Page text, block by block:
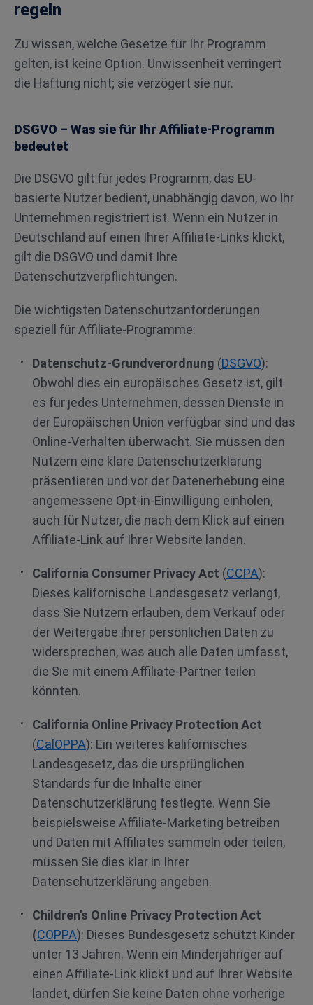
regeln
Zu wissen, welche Gesetze für Ihr Programm
gelten, ist keine Option. Unwissenheit verringert
die Haftung nicht; sie verzögert sie nur.
DSGVO – Was sie für Ihr Affiliate-Programm
bedeutet
Die DSGVO gilt für jedes Programm, das EU-
basierte Nutzer bedient, unabhängig davon, wo Ihr
Unternehmen registriert ist. Wenn ein Nutzer in
Deutschland auf einen Ihrer Affiliate-Links klickt,
gilt die DSGVO und damit Ihre
Datenschutzverpflichtungen.
Die wichtigsten Datenschutzanforderungen
speziell für Affiliate-Programme:
Datenschutz-Grundverordnung (DSGVO):
Obwohl dies ein europäisches Gesetz ist, gilt
es für jedes Unternehmen, dessen Dienste in
der Europäischen Union verfügbar sind und das
Online-Verhalten überwacht. Sie müssen den
Nutzern eine klare Datenschutzerklärung
präsentieren und vor der Datenerhebung eine
angemessene Opt-in-Einwilligung einholen,
auch für Nutzer, die nach dem Klick auf einen
Affiliate-Link auf Ihrer Website landen.
California Consumer Privacy Act (CCPA):
Dieses kalifornische Landesgesetz verlangt,
dass Sie Nutzern erlauben, dem Verkauf oder
der Weitergabe ihrer persönlichen Daten zu
widersprechen, was auch alle Daten umfasst,
die Sie mit einem Affiliate-Partner teilen
könnten.
California Online Privacy Protection Act
(CalOPPA): Ein weiteres kalifornisches
Landesgesetz, das die ursprünglichen
Standards für die Inhalte einer
Datenschutzerklärung festlegte. Wenn Sie
beispielsweise Affiliate-Marketing betreiben
und Daten mit Affiliates sammeln oder teilen,
müssen Sie dies klar in Ihrer
Datenschutzerklärung angeben.
Children’s Online Privacy Protection Act
(COPPA): Dieses Bundesgesetz schützt Kinder
unter 13 Jahren. Wenn ein Minderjähriger auf
einen Affiliate-Link klickt und auf Ihrer Website
landet, dürfen Sie keine Daten ohne vorherige